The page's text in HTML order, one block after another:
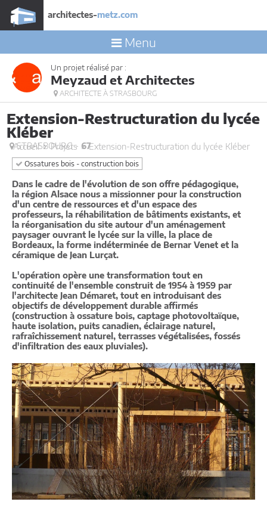
architectes-metz.com
Menu
Un projet réalisé par :
Meyzaud et Architectes
ARCHITECTE À STRASBOURG
Extension-Restructuration du lycée
Kléber
STRASBOURG - 67
Accueil Projets Extension-Restructuration du lycée Kléber
Ossatures bois - construction bois
Dans le cadre de l'évolution de son offre pédagogique,
la région Alsace nous a missionner pour la construction
d'un centre de ressources et d'un espace des
professeurs, la réhabilitation de bâtiments existants, et
la réorganisation du site autour d'un aménagement
paysager ouvrant le lycée sur la ville, la place de
Bordeaux, la forme indéterminée de Bernar Venet et la
céramique de Jean Lurçat.
L'opération opère une transformation tout en
continuité de l'ensemble construit de 1954 à 1959 par
l'architecte Jean Démaret, tout en introduisant des
objectifs de développement durable affirmés
(construction à ossature bois, captage photovoltaïque,
haute isolation, puits canadien, éclairage naturel,
rafraîchissement naturel, terrasses végétalisées, fossés
d'infiltration des eaux pluviales).